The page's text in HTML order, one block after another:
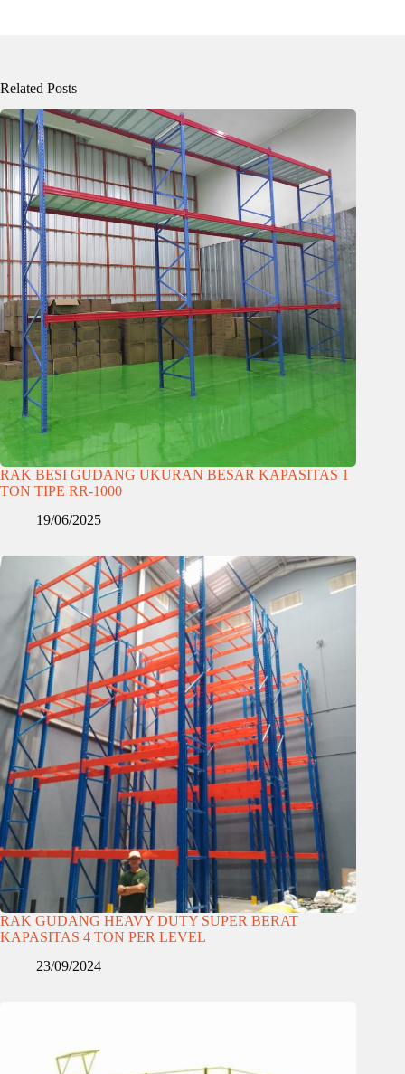
Related Posts
RAK BESI GUDANG UKURAN BESAR KAPASITAS 1
TON TIPE RR-1000
19/06/2025
RAK GUDANG HEAVY DUTY SUPER BERAT
KAPASITAS 4 TON PER LEVEL
23/09/2024